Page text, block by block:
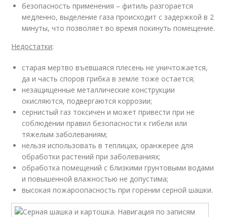
безопасность применения – фитиль разгорается
медленно, выделение газа происходит с задержкой в 2
минуты, что позволяет во время покинуть помещение.
Недостатки:
старая мертво въевшаяся плесень не уничтожается,
да и часть споров грибка в земле тоже остается;
незащищенные металлические конструкции
окисляются, подвергаются коррозии;
сернистый газ токсичен и может привести при не
соблюдении правил безопасности к гибели или
тяжелым заболеваниям;
нельзя использовать в теплицах, оранжерее для
обработки растений при заболеваниях;
обработка помещений с близкими грунтовыми водами
и повышенной влажностью не допустима;
высокая пожароопасность при горении серной шашки.